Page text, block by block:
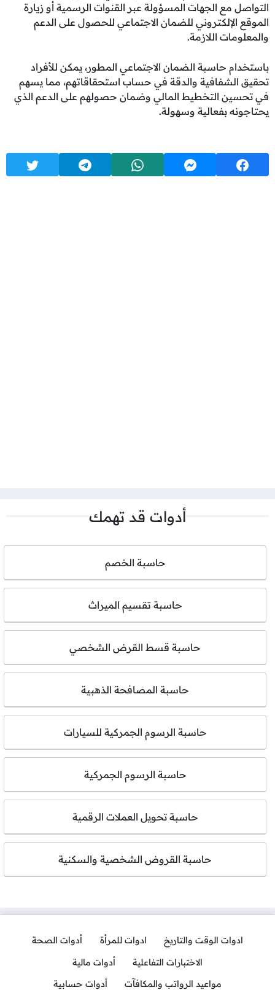
التواصل مع الجهات المسؤولة عبر القنوات الرسمية أو زيارة
الموقع الإلكتروني للضمان الاجتماعي للحصول على الدعم
والمعلومات اللازمة.
باستخدام حاسبة الضمان الاجتماعي المطور، يمكن للأفراد
تحقيق الشفافية والدقة في حساب استحقاقاتهم، مما يسهم
في تحسين التخطيط المالي وضمان حصولهم على الدعم الذي
يحتاجونه بفعالية وسهولة.
أدوات قد تهمك
حاسبة الخصم
حاسبة تقسيم الميراث
حاسبة قسط القرض الشخصي
حاسبة المصافحة الذهبية
حاسبة الرسوم الجمركية للسيارات
حاسبة الرسوم الجمركية
حاسبة تحويل العملات الرقمية
حاسبة القروض الشخصية والسكنية
ادوات الوقت والتاريخ ادوات للمرأة
أدوات الصحة
الاختبارات التفاعلية
أدوات مالية
مواعيد الرواتب والمكافآت
أدوات حسابية